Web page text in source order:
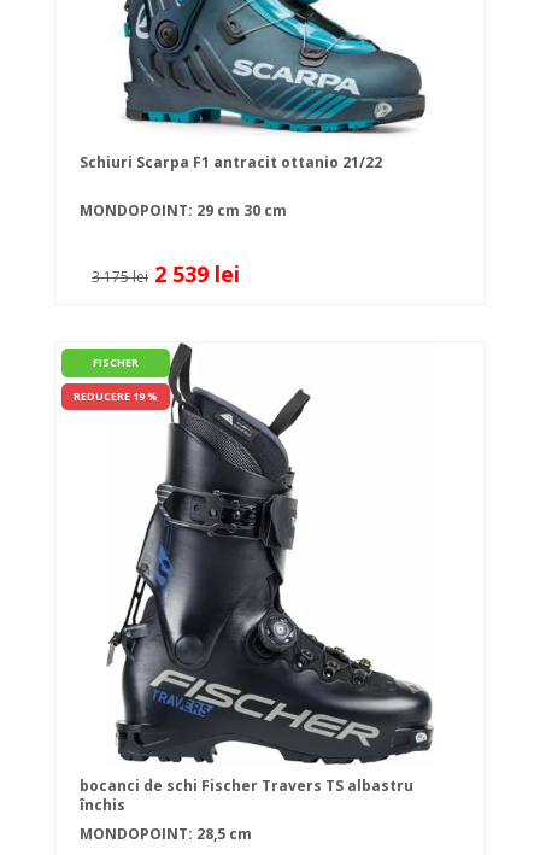
Schiuri Scarpa F1 antracit ottanio 21/22
MONDOPOINT: 29 cm 30 cm
3 175 lei 2 539 lei
FISCHER
REDUCERE 19 %
bocanci de schi Fischer Travers TS albastru
închis
MONDOPOINT: 28,5 cm